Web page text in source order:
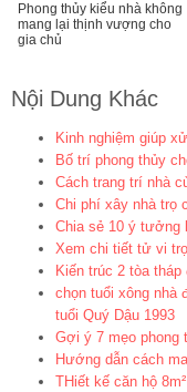
Phong thủy kiểu nhà không
mang lại thịnh vượng cho
gia chủ
Nội Dung Khác
Kinh nghiệm giúp
Bố trí phong thủy
Cách trang trí nhà
Chi phí xây nhà trọ
Chia sẻ 10 ý tưởng
Xem chi tiết tử vi
Kiến trúc 2 tòa
chọn tuổi xông nhà
tuổi Quý Dậu 1993
Gợi ý 7 mẹo phong
Hướng dẫn cách
THiết kế căn hộ